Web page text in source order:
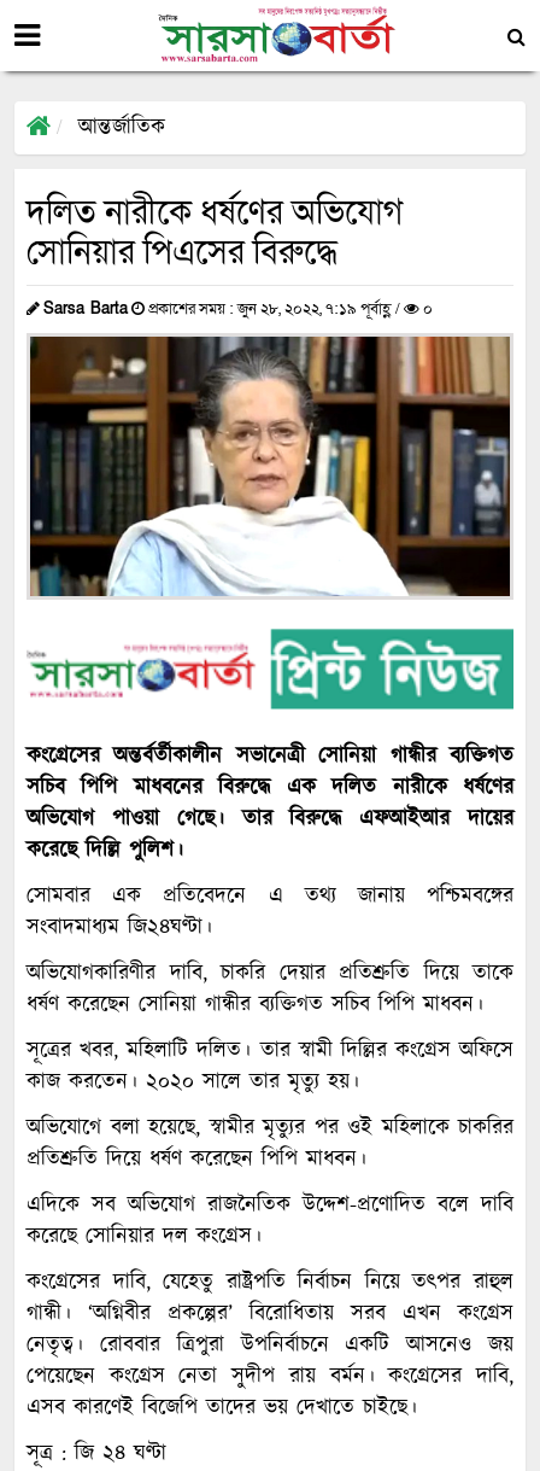
আন্তর্জাতিক
দলিত নারীকে ধর্ষণের অভিযোগ
সোনিয়ার পিএসের বিরুদ্ধে
Sarsa Barta প্রকাশের সময় : জুন ২৮, ২০২২, ৭:১৯ পূর্বাহ্ণ / ০
কংগ্রেসের অন্তর্বর্তীকালীন সভানেত্রী সোনিয়া গান্ধীর ব্যক্তিগত
সচিব পিপি মাধবনের বিরুদ্ধে এক দলিত নারীকে ধর্ষণের
অভিযোগ পাওয়া গেছে। তার বিরুদ্ধে এফআইআর দায়ের
করেছে দিল্লি পুলিশ।
সোমবার এক প্রতিবেদনে এ তথ্য জানায় পশ্চিমবঙ্গের
সংবাদমাধ্যম জি২৪ঘণ্টা।
অভিযোগকারিণীর দাবি, চাকরি দেয়ার প্রতিশ্রুতি দিয়ে তাকে
ধর্ষণ করেছেন সোনিয়া গান্ধীর ব্যক্তিগত সচিব পিপি মাধবন।
সূত্রের খবর, মহিলাটি দলিত। তার স্বামী দিল্লির কংগ্রেস অফিসে
কাজ করতেন। ২০২০ সালে তার মৃত্যু হয়।
অভিযোগে বলা হয়েছে, স্বামীর মৃত্যুর পর ওই মহিলাকে চাকরির
প্রতিশ্রুতি দিয়ে ধর্ষণ করেছেন পিপি মাধবন।
এদিকে সব অভিযোগ রাজনৈতিক উদ্দেশ-প্রণোদিত বলে দাবি
করেছে সোনিয়ার দল কংগ্রেস।
কংগ্রেসের দাবি, যেহেতু রাষ্ট্রপতি নির্বাচন নিয়ে তৎপর রাহুল
গান্ধী। ‘অগ্নিবীর প্রকল্পের’ বিরোধিতায় সরব এখন কংগ্রেস
নেতৃত্ব। রোববার ত্রিপুরা উপনির্বাচনে একটি আসনেও জয়
পেয়েছেন কংগ্রেস নেতা সুদীপ রায় বর্মন। কংগ্রেসের দাবি,
এসব কারণেই বিজেপি তাদের ভয় দেখাতে চাইছে।
সূত্র : জি ২৪ ঘণ্টা